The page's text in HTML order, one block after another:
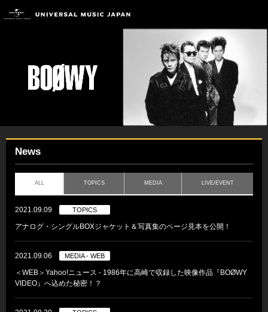
News
ALL TOPICS MEDIA LIVE/EVENT
2021.09.09 TOPICS
アナログ・シングルBOXジャケット＆写真集のページ見本を公開！
2021.09.06 MEDIA - WEB
＜WEB＞Yahoo!ニュース ‐ 1986年に高崎で収録した映像作品『BOØWY
VIDEO』へ込めた秘密！？